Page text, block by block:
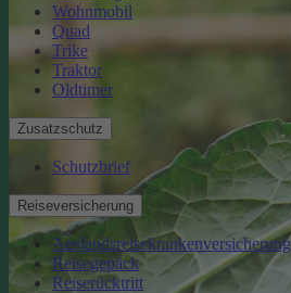
Wohnmobil
Quad
Trike
Traktor
Oldtimer
Zusatzschutz
Schutzbrief
Reiseversicherung
Auslandsreisekrankenversicherung
Reisegepäck
Reiserücktritt